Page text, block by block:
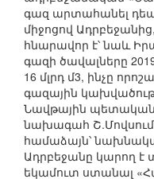
գազ արտահանել
միջոցով
հնարավոր է՝ նաև
գազի ծավալները
16 մլրդ մ3, ինչը
գազային
Նավթային
նախագահ
համաձայն՝
Ադրբեջանը կարող է
եկամուտ ստանալ